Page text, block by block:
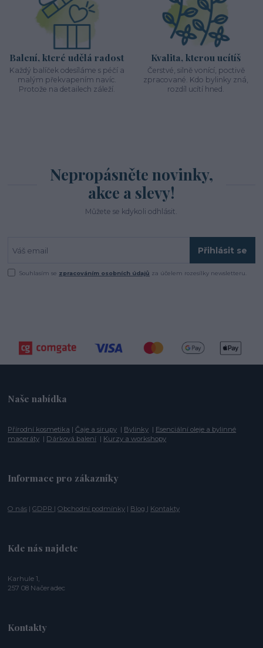
Balení, které udělá radost
Každý balíček odesíláme s péčí a
malým překvapením navíc.
Protože na detailech záleží.
Kvalita, kterou ucítíš
Čerstvé, silně vonící, poctivě
zpracované. Kdo bylinky zná,
rozdíl ucítí hned.
Nepropásněte novinky,
akce a slevy!
Můžete se kdykoli odhlásit.
Přihlásit se
Souhlasím se zpracováním osobních údajů za účelem rozesílky newsletteru.
Naše nabídka
Přírodní kosmetika |Čaje a sirupy | Bylinky | Esenciální oleje a bylinné
maceráty | Dárková balení | Kurzy a workshopy
Informace pro zákazníky
O nás |GDPR |Obchodní podmínky | Blog | Kontakty
Kde nás najdete
Karhule 1,
257 08 Načeradec
Kontakty